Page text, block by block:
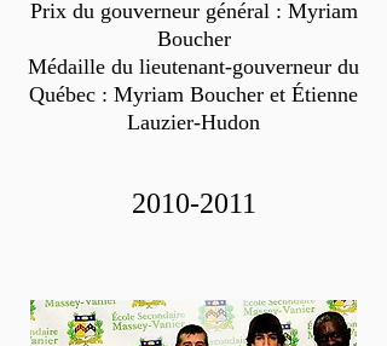
Prix du gouverneur général : Myriam
Boucher
Médaille du lieutenant-gouverneur du
Québec : Myriam Boucher et Étienne
Lauzier-Hudon
2010-2011